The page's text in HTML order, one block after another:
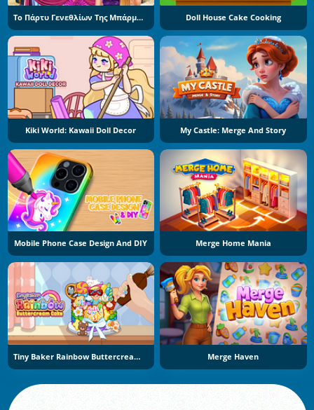
Το Πάρτυ Γενεθλίων Της Μπάρμπαρα Doll House Cake Cooking
Kiki World: Kawaii Doll Decor My Castle: Merge And Story
Mobile Phone Case Design And DIY Merge Home Mania
Tiny Baker Rainbow Buttercream Cake Merge Haven